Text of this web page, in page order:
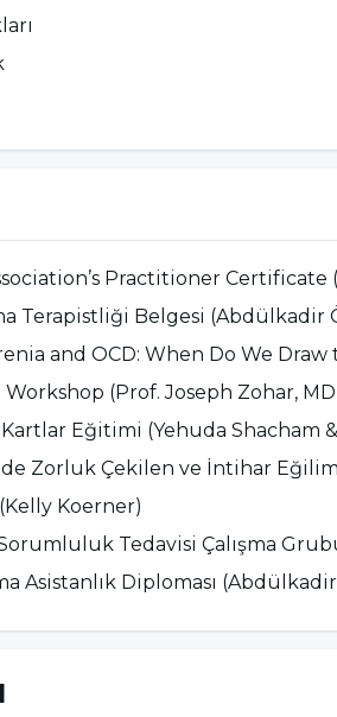
Practitioner Certificate
Terapistliği Belgesi (Abdülkadir
and OCD: When Do We
(Prof. Joseph Zohar,
Eğitimi (Yehuda Shacham
Zorluk Çekilen ve İntihar
Koerner)
Tedavisi Çalışma
Asistanlık Diploması